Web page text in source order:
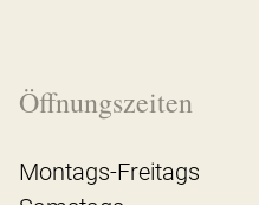
Öffnungszeiten
Montags-Freitags